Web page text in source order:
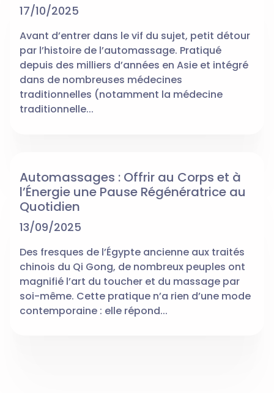
17/10/2025
Avant d’entrer dans le vif du sujet, petit détour
par l’histoire de l’automassage. Pratiqué
depuis des milliers d’années en Asie et intégré
dans de nombreuses médecines
traditionnelles (notamment la médecine
traditionnelle...
Automassages : Offrir au Corps et à
l’Énergie une Pause Régénératrice au
Quotidien
13/09/2025
Des fresques de l’Égypte ancienne aux traités
chinois du Qi Gong, de nombreux peuples ont
magnifié l’art du toucher et du massage par
soi-même. Cette pratique n’a rien d’une mode
contemporaine : elle répond...